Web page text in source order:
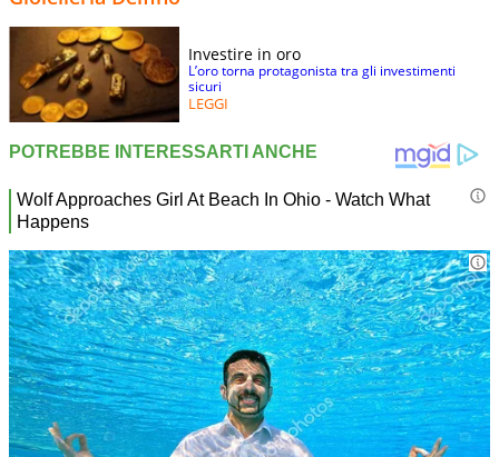
Investire in oro
L’oro torna protagonista tra gli investimenti
sicuri
LEGGI